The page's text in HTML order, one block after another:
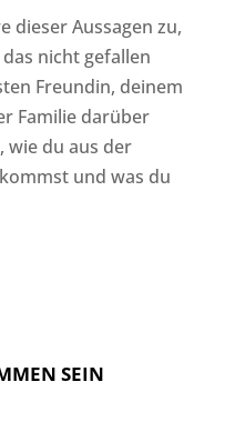
dieser Aussagen zu,
nicht gefallen
Freundin, deinem
Familie darüber
, wie du aus der
und was du
SEIN